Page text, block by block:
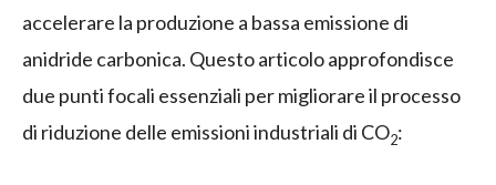
accelerare la produzione a bassa emissione di
anidride carbonica. Questo articolo approfondisce
due punti focali essenziali per migliorare il processo
di riduzione delle emissioni industriali di CO2: